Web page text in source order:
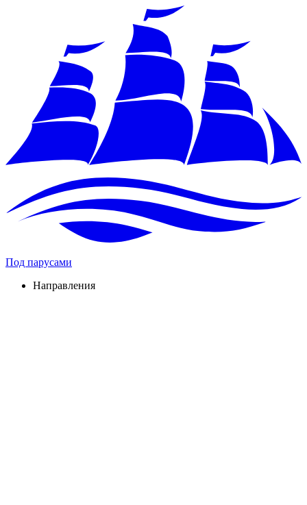
Под парусами
Направления